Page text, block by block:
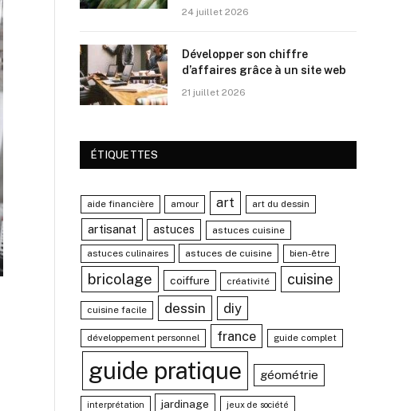
24 juillet 2026
Développer son chiffre
d’affaires grâce à un site web
21 juillet 2026
ÉTIQUETTES
aide financière amour art art du dessin
artisanat astuces astuces cuisine
astuces culinaires astuces de cuisine bien-être
bricolage coiffure créativité cuisine
cuisine facile dessin diy
développement personnel france guide complet
guide pratique géométrie
interprétation jardinage jeux de société